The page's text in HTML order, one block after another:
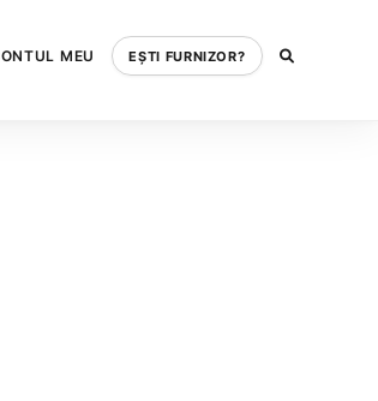
MEU EȘTI FURNIZOR?